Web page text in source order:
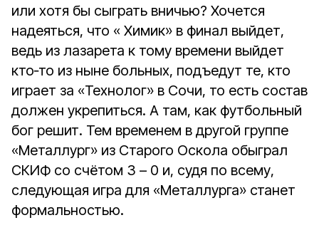
или хотя бы сыграть вничью? Хочется
надеяться, что « Химик» в финал выйдет,
ведь из лазарета к тому времени выйдет
кто‑то из ныне больных, подъедут те, кто
играет за «Технолог» в Сочи, то есть состав
должен укрепиться. А там, как футбольный
бог решит. Тем временем в другой группе
«Металлург» из Старого Оскола обыграл
СКИФ со счётом 3 – 0 и, судя по всему,
следующая игра для «Металлурга» станет
формальностью.